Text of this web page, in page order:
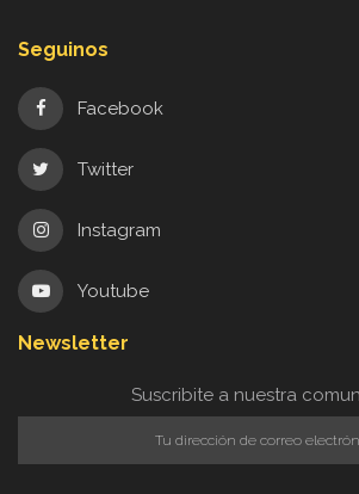
Seguinos
Facebook
Twitter
Instagram
Youtube
Newsletter
Suscribite a nuestra